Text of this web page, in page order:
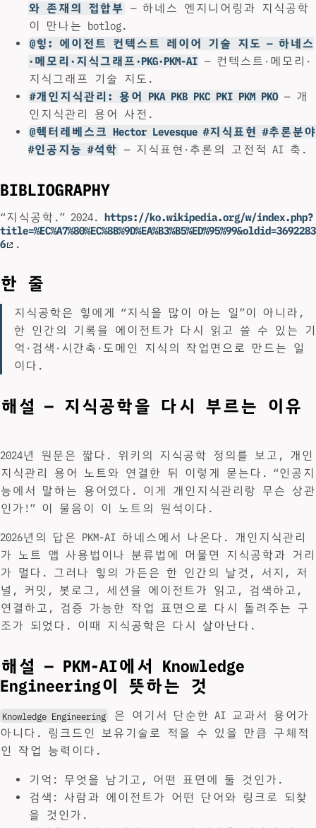
와 존재의 접합부
— 하네스 엔지니어링과 지식공학
이 만나는 botlog.
@힣: 에이전트 컨텍스트 레이어 기술 지도 — 하네스
·메모리·지식그래프·PKG·PKM-AI — 컨텍스트·메모리·
지식그래프 기술 지도.
#개인지식관리: 용어 PKA PKB PKC PKI PKM PKO — 개
인지식관리 용어 사전.
@헥터레베스크 Hector Levesque #지식표현 #추론분야
#인공지능 #석학 — 지식표현·추론의 고전적 AI 축.
BIBLIOGRAPHY
“지식공학.” 2024. https://ko.wikipedia.org/w/index.php?
title=%EC%A7%80%EC%8B%9D%EA%B3%B5%ED%95%99&oldid=3692283
6
.
한 줄
지식공학은 힣에게 “지식을 많이 아는 일”이 아니라,
한 인간의 기록을 에이전트가 다시 읽고 쓸 수 있는 기
억·검색·시간축·도메인 지식의 작업면으로 만드는 일
이다.
해설 — 지식공학을 다시 부르는 이유
2024년 원문은 짧다. 위키의 지식공학 정의를 보고, 개인
지식관리 용어 노트와 연결한 뒤 이렇게 묻는다. “인공지
능에서 말하는 용어였다. 이게 개인지식관리랑 무슨 상관
인가!” 이 물음이 이 노트의 원석이다.
2026년의 답은 PKM-AI 하네스에서 나온다. 개인지식관리
가 노트 앱 사용법이나 분류법에 머물면 지식공학과 거리
가 멀다. 그러나 힣의 가든은 한 인간의 날것, 서지, 저
널, 커밋, 봇로그, 세션을 에이전트가 읽고, 검색하고,
연결하고, 검증 가능한 작업 표면으로 다시 돌려주는 구
조가 되었다. 이때 지식공학은 다시 살아난다.
해설 — PKM-AI에서 Knowledge
Engineering이 뜻하는 것
Knowledge Engineering
은 여기서 단순한 AI 교과서 용어가
아니다. 링크드인 보유기술로 적을 수 있을 만큼 구체적
인 작업 능력이다.
기억: 무엇을 남기고, 어떤 표면에 둘 것인가.
검색: 사람과 에이전트가 어떤 단어와 링크로 되찾
을 것인가.